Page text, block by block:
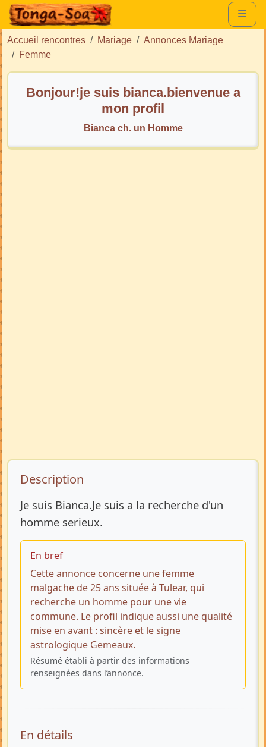
Accueil rencontres Mariage
Annonces Mariage
Femme
Bonjour!je suis bianca.bienvenue a
mon profil
Bianca ch. un Homme
Description de l’annonce
Description
Je suis Bianca.Je suis a la recherche d'un
homme serieux.
En bref
Cette annonce concerne une femme
malgache de 25 ans située à Tulear, qui
recherche un homme pour une vie
commune. Le profil indique aussi une qualité
mise en avant : sincère et le signe
astrologique Gemeaux.
Résumé établi à partir des informations
renseignées dans l’annonce.
En détails